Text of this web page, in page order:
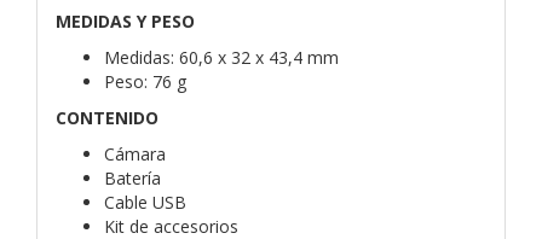
MEDIDAS Y PESO
Medidas: 60,6 x 32 x 43,4 mm
Peso: 76 g
CONTENIDO
Cámara
Batería
Cable USB
Kit de accesorios